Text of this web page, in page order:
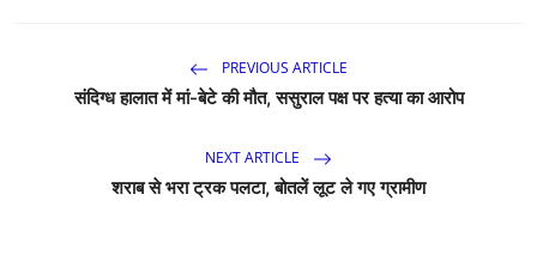
PREVIOUS ARTICLE
संदिग्ध हालात में मां-बेटे की मौत, ससुराल पक्ष पर हत्या का आरोप
NEXT ARTICLE
शराब से भरा ट्रक पलटा, बोतलें लूट ले गए ग्रामीण